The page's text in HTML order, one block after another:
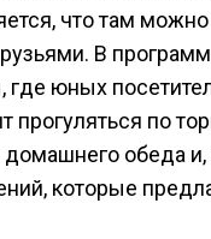
что там можно
В
где юных
прогуляться по
обеда и,
которые